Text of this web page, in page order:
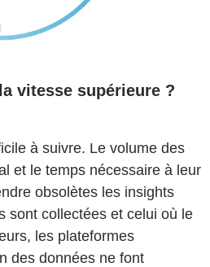
vitesse supérieure ?
à suivre. Le volume des
et le temps nécessaire à leur
obsolètes les insights
sont collectées et celui où le
les plateformes
des données ne font